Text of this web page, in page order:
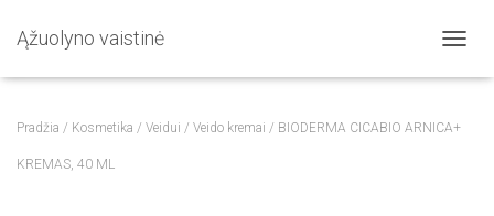
Ąžuolyno vaistinė
O
Pradžia / Kosmetika / Veidui / Veido kremai / BIODERMA CICABIO ARNICA+
KREMAS, 40 ML